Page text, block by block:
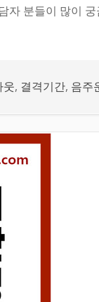
자 분들이 많이
웃, 결격기간, 음주